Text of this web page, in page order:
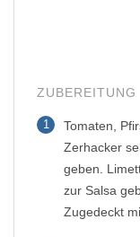
ZUBEREITUNG
1
Tomaten,
Zerhacker
geben.
zur Salsa
Zugedeckt